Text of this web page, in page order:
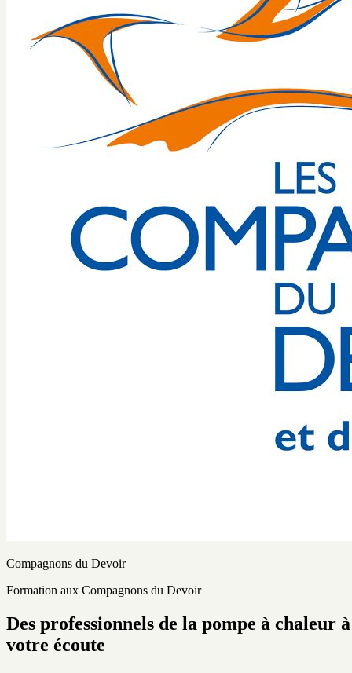
Compagnons du Devoir
Formation aux Compagnons du Devoir
Des professionnels de la pompe à chaleur à
votre écoute